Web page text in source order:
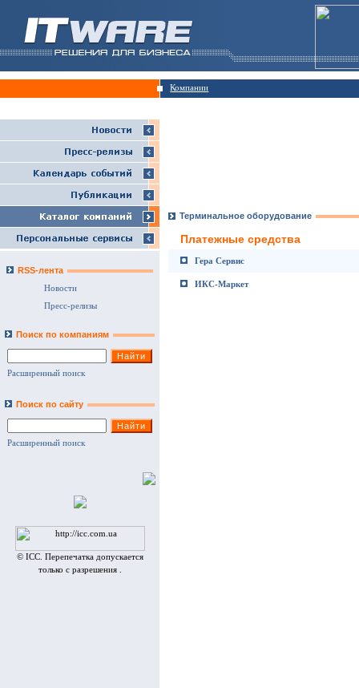
Компании
RSS-лента
Новости
Пресс-релизы
Поиск по компаниям
Расширенный поиск
Поиск по сайту
Расширенный поиск
© ICC. Перепечатка допускается
только с разрешения .
Терминальное оборудование
Платежные средства
Гера Сервис
ИКС-Маркет